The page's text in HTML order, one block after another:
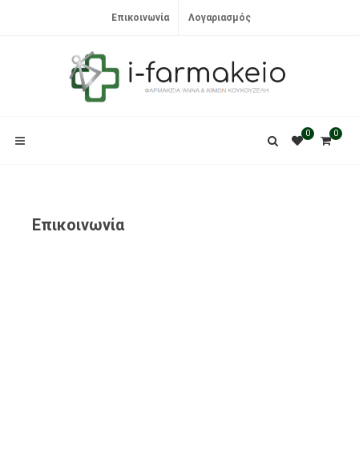
Επικοινωνία Λογαριασμός
0
0
Επικοινωνία